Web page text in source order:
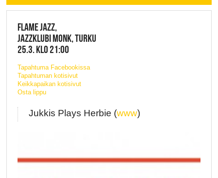
FLAME JAZZ,
JAZZKLUBI MONK, TURKU
25.3. KLO 21:00
Tapahtuma Facebookissa
Tapahtuman kotisivut
Keikkapaikan kotisivut
Osta lippu
Jukkis Plays Herbie (www)